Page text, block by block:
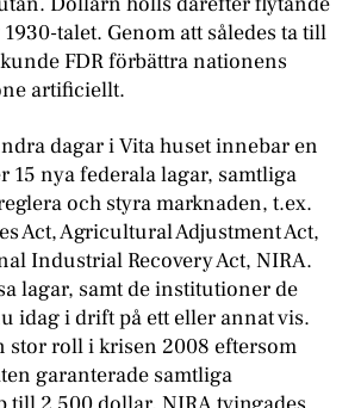
talet. Genom att således ta till
FDR förbättra nationens
artificiellt.
dagar i Vita huset innebar en
15 nya federala lagar, samtliga
och styra marknaden, t.ex.
Act, Agricultural Adjustment Act,
Industrial Recovery Act, NIRA.
lagar, samt de institutioner de
idag i drift på ett eller annat vis.
stor roll i krisen 2008 eftersom
garanterade samtliga